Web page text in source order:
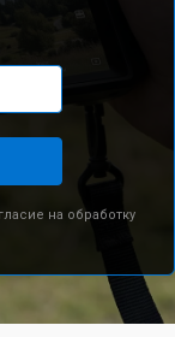
на обработку